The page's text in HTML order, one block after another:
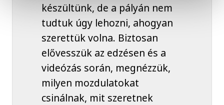
készültünk, de a pályán nem
tudtuk úgy lehozni, ahogyan
szerettük volna. Biztosan
elővesszük az edzésen és a
videózás során, megnézzük,
milyen mozdulatokat
csinálnak, mit szeretnek